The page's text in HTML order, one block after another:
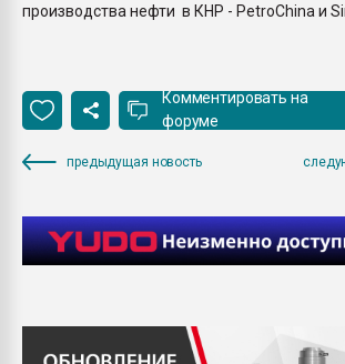
производства нефти в КНР - PetroChina и
Комментировать на
форуме
предыдущая новость